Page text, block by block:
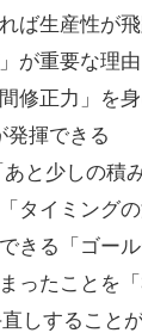
ば生産性が
が重要な理由
修正力」を
発揮できる
と少しの積み
タイミングの
きる「ゴー
ったことを「
しすること